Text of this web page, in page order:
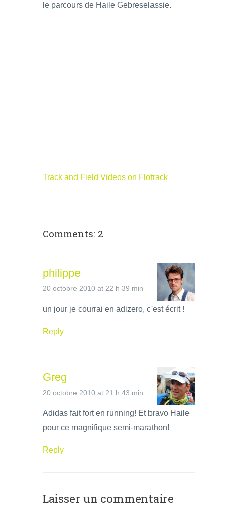
le parcours de Haile Gebreselassie.
Track and Field Videos on Flotrack
Comments: 2
philippe
20 octobre 2010 at 22 h 39 min
un jour je courrai en adizero, c'est écrit !
Reply
Greg
20 octobre 2010 at 21 h 43 min
Adidas fait fort en running! Et bravo Haile
pour ce magnifique semi-marathon!
Reply
Laisser un commentaire